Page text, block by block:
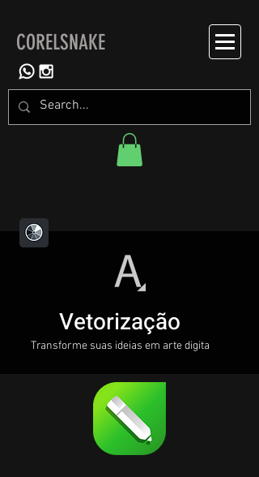
CORELSNAKE
Vetorização
Transforme suas ideias em arte digita